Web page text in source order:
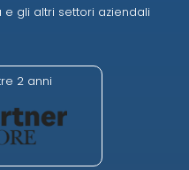
e gli altri settori aziendali
2 anni